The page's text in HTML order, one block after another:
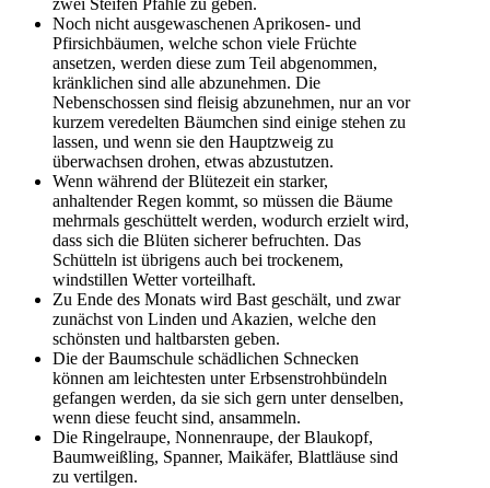
zwei Steifen Pfähle zu geben.
Noch nicht ausgewaschenen Aprikosen- und
Pfirsichbäumen, welche schon viele Früchte
ansetzen, werden diese zum Teil abgenommen,
kränklichen sind alle abzunehmen. Die
Nebenschossen sind fleisig abzunehmen, nur an vor
kurzem veredelten Bäumchen sind einige stehen zu
lassen, und wenn sie den Hauptzweig zu
überwachsen drohen, etwas abzustutzen.
Wenn während der Blütezeit ein starker,
anhaltender Regen kommt, so müssen die Bäume
mehrmals geschüttelt werden, wodurch erzielt wird,
dass sich die Blüten sicherer befruchten. Das
Schütteln ist übrigens auch bei trockenem,
windstillen Wetter vorteilhaft.
Zu Ende des Monats wird Bast geschält, und zwar
zunächst von Linden und Akazien, welche den
schönsten und haltbarsten geben.
Die der Baumschule schädlichen Schnecken
können am leichtesten unter Erbsenstrohbündeln
gefangen werden, da sie sich gern unter denselben,
wenn diese feucht sind, ansammeln.
Die Ringelraupe, Nonnenraupe, der Blaukopf,
Baumweißling, Spanner, Maikäfer, Blattläuse sind
zu vertilgen.